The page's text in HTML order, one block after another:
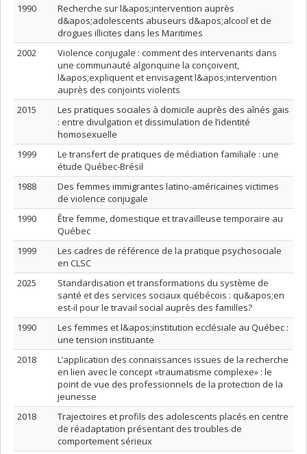
1990
Recherche sur l&apos;intervention auprès
d&apos;adolescents abuseurs d&apos;alcool et de
drogues illicites dans les Maritimes
2002
Violence conjugale : comment des intervenants dans
une communauté algonquine la conçoivent,
l&apos;expliquent et envisagent l&apos;intervention
auprès des conjoints violents
2015
Les pratiques sociales à domicile auprès des aînés gais
: entre divulgation et dissimulation de l’identité
homosexuelle
1999
Le transfert de pratiques de médiation familiale : une
étude Québec-Brésil
1988
Des femmes immigrantes latino-américaines victimes
de violence conjugale
1990
Être femme, domestique et travailleuse temporaire au
Québec
1999
Les cadres de référence de la pratique psychosociale
en CLSC
2025
Standardisation et transformations du système de
santé et des services sociaux québécois : qu&apos;en
est-il pour le travail social auprès des familles?
1990
Les femmes et l&apos;institution ecclésiale au Québec :
une tension instituante
2018
L’application des connaissances issues de la recherche
en lien avec le concept «traumatisme complexe» : le
point de vue des professionnels de la protection de la
jeunesse
2018
Trajectoires et profils des adolescents placés en centre
de réadaptation présentant des troubles de
comportement sérieux